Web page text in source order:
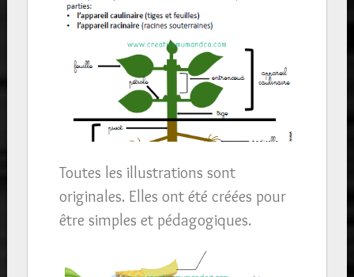
Toutes les illustrations sont
originales. Elles ont été créées pour
être simples et pédagogiques.